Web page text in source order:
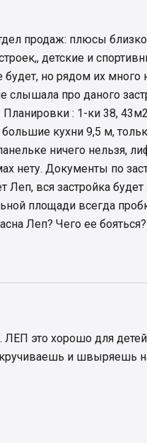
продаж: плюсы
детские и
но рядом их много
слышала про даного
Планировки : 1-ки 38,
кухни 9,5 м,
ничего нельзя,
нету. Документы по
Леп, вся застройка
площади всегда
Леп? Чего ее бояться?
ЛЕП это хорошо для
и швыряешь